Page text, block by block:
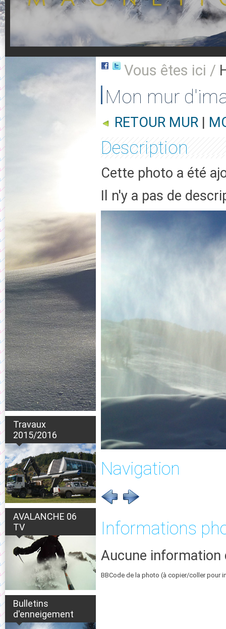
Travaux
2015/2016
AVALANCHE 06
TV
Bulletins
d'enneigement
Vous êtes ici /
Mon mur
RETOUR MUR |
Description
Cette photo a été
Il n'y a pas de
Navigation
Informations
Aucune information
BBCode de la photo (à copier/coller pour